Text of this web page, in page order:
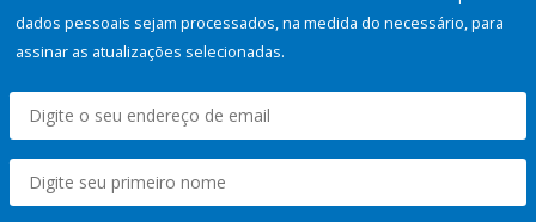
dados pessoais sejam processados, na medida do necessário, para
assinar as atualizações selecionadas.